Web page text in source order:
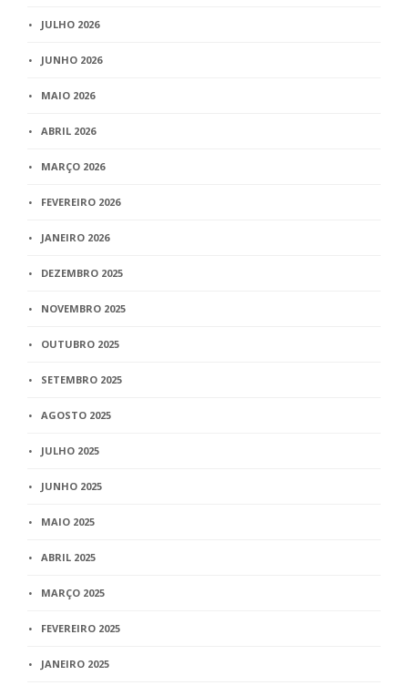
JULHO 2026
JUNHO 2026
MAIO 2026
ABRIL 2026
MARÇO 2026
FEVEREIRO 2026
JANEIRO 2026
DEZEMBRO 2025
NOVEMBRO 2025
OUTUBRO 2025
SETEMBRO 2025
AGOSTO 2025
JULHO 2025
JUNHO 2025
MAIO 2025
ABRIL 2025
MARÇO 2025
FEVEREIRO 2025
JANEIRO 2025